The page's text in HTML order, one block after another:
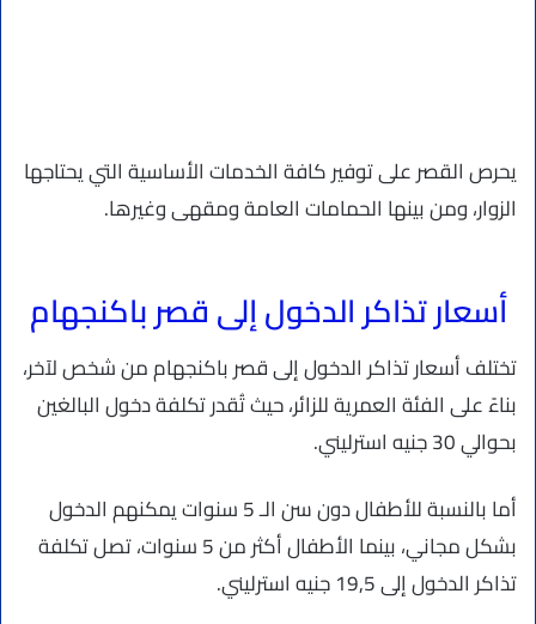
يحرص القصر على توفير كافة الخدمات الأساسية التي يحتاجها
الزوار، ومن بينها الحمامات العامة ومقهى وغيرها.
أسعار تذاكر الدخول إلى قصر باكنجهام
تختلف أسعار تذاكر الدخول إلى قصر باكنجهام من شخص لآخر،
بناءً على الفئة العمرية للزائر، حيث تُقدر تكلفة دخول البالغين
بحوالي 30 جنيه استرليني.
أما بالنسبة للأطفال دون سن الـ 5 سنوات يمكنهم الدخول
بشكل مجاني، بينما الأطفال أكثر من 5 سنوات، تصل تكلفة
تذاكر الدخول إلى 19,5 جنيه استرليني.